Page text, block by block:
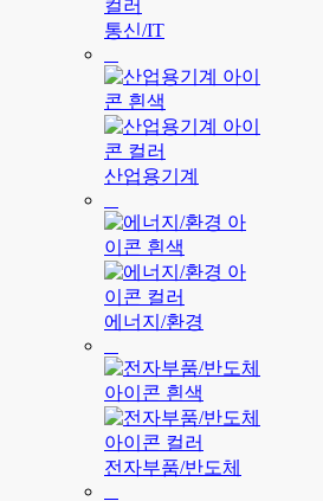
통신/IT
산업용기계
에너지/환경
전자부품/반도체